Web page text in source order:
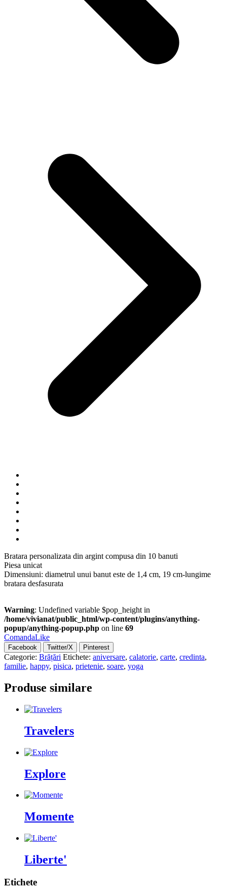
Bratara personalizata din argint compusa din 10 banuti
Piesa unicat
Dimensiuni: diametrul unui banut este de 1,4 cm, 19 cm-lungime
bratara desfasurata
Warning: Undefined variable $pop_height in
/home/vivianat/public_html/wp-content/plugins/anything-
popup/anything-popup.php on line 69
ComandaLike
Facebook Twitter/X Pinterest
Categorie: Brățări Etichete: aniversare, calatorie, carte, credinta,
familie, happy, pisica, prietenie, soare, yoga
Produse similare
Travelers
Explore
Momente
Liberte'
Etichete